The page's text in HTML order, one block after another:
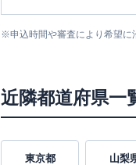
※申込時間や審査により希望に
近隣都道府県一
東京都 山梨